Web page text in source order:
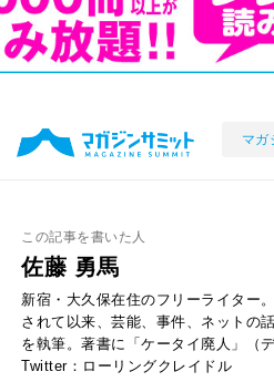
マガ
この記事を書いた人
佐藤 勇馬
新宿・大久保在住のフリーライター
されて以来、芸能、事件、ネットの
を執筆。著書に「ケータイ廃人」（
Twitter：ローリングクレイドル